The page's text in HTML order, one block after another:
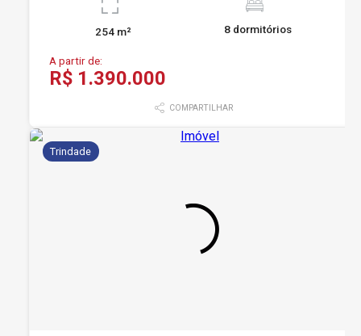
254 m² 8 dormitórios
A partir de:
R$ 1.390.000
COMPARTILHAR
Trindade